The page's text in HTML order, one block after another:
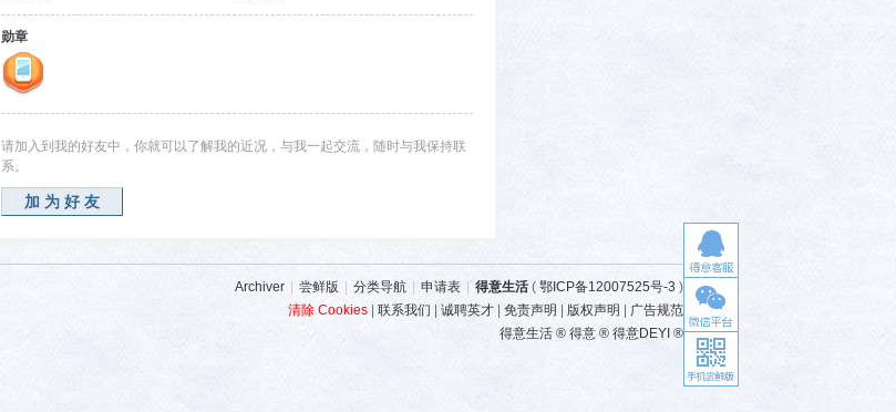
勋章
请加入到我的好友中，你就可以了解我的近况，与我一起交流，随时与我保持联
系。
加为好友
Archiver 尝鲜版 分类导航 申请表 得意生活 ( 鄂ICP备12007525号-3 )
清除 Cookies
联系我们 诚聘英才 免责声明 版权声明
广告规范
得意生活 ® 得意 ® 得意DEYI ®